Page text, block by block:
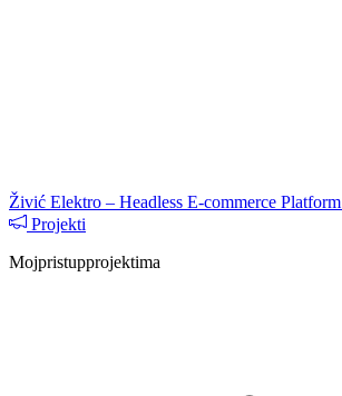
Živić Elektro – Headless E-commerce Platform
Projekti
Mojpristupprojektima